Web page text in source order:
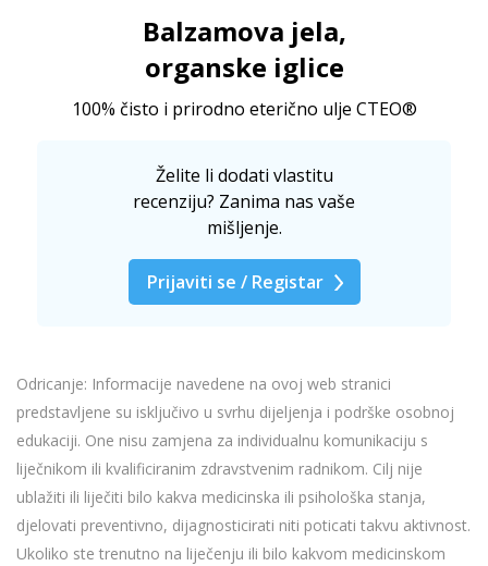
Balzamova jela,
organske iglice
100% čisto i prirodno eterično ulje CTEO®
Želite li dodati vlastitu
recenziju? Zanima nas vaše
mišljenje.
Prijaviti se / Registar
Odricanje: Informacije navedene na ovoj web stranici
predstavljene su isključivo u svrhu dijeljenja i podrške osobnoj
edukaciji. One nisu zamjena za individualnu komunikaciju s
liječnikom ili kvalificiranim zdravstvenim radnikom. Cilj nije
ublažiti ili liječiti bilo kakva medicinska ili psihološka stanja,
djelovati preventivno, dijagnosticirati niti poticati takvu aktivnost.
Ukoliko ste trenutno na liječenju ili bilo kakvom medicinskom